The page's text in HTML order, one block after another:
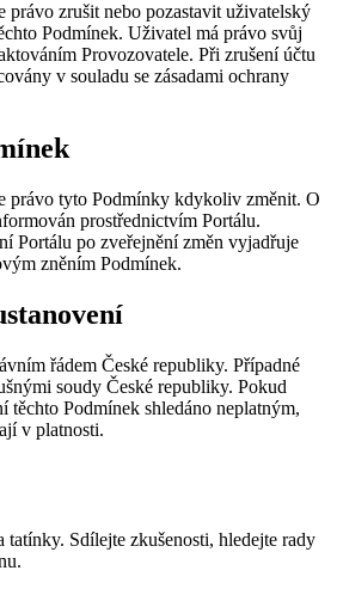
právo zrušit nebo pozastavit uživatelský
Podmínek. Uživatel má právo svůj
Provozovatele. Při zrušení účtu
v souladu se zásadami ochrany
právo tyto Podmínky kdykoliv změnit. O
prostřednictvím Portálu.
Portálu po zveřejnění změn vyjadřuje
zněním Podmínek.
řádem České republiky. Případné
soudy České republiky. Pokud
těchto Podmínek shledáno neplatným,
v platnosti.
Sdílejte zkušenosti, hledejte rady